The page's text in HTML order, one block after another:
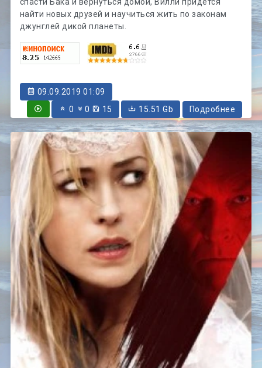
найти новых друзей и научиться жить по законам
джунглей дикой планеты.
09.09.2019 01:09
0
0 15 15.51 Gb Подробнее